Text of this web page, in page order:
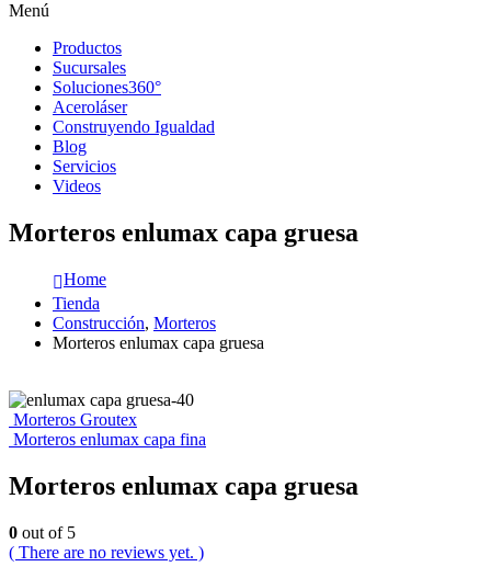
Menú
Productos
Sucursales
Soluciones360°
Aceroláser
Construyendo Igualdad
Blog
Servicios
Videos
Morteros enlumax capa gruesa
Home
Tienda
Construcción, Morteros
Morteros enlumax capa gruesa
Morteros Groutex
Morteros enlumax capa fina
Morteros enlumax capa gruesa
0 out of 5
( There are no reviews yet. )